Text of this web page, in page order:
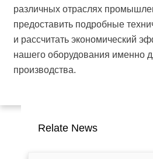
различных отраслях
предоставить подробные
и рассчитать экономический
нашего оборудования именно
производства.
Relate News